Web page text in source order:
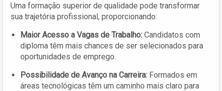
Uma formação superior de qualidade pode transformar
sua trajetória profissional, proporcionando:
Maior Acesso a Vagas de Trabalho: Candidatos com
diploma têm mais chances de ser selecionados para
oportunidades de emprego.
Possibilidade de Avanço na Carreira: Formados em
áreas tecnológicas têm um caminho mais claro para